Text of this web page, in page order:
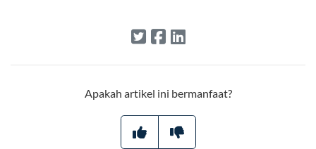
Apakah artikel ini bermanfaat?